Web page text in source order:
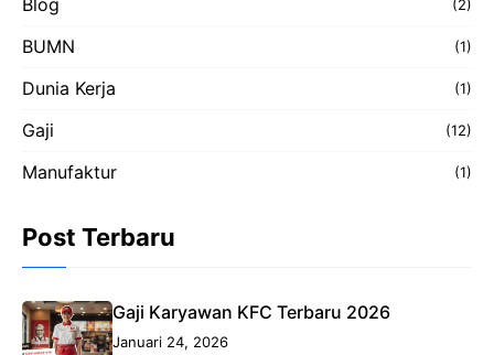
Blog (2)
BUMN (1)
Dunia Kerja (1)
Gaji (12)
Manufaktur (1)
Post Terbaru
Gaji Karyawan KFC Terbaru 2026
Januari 24, 2026